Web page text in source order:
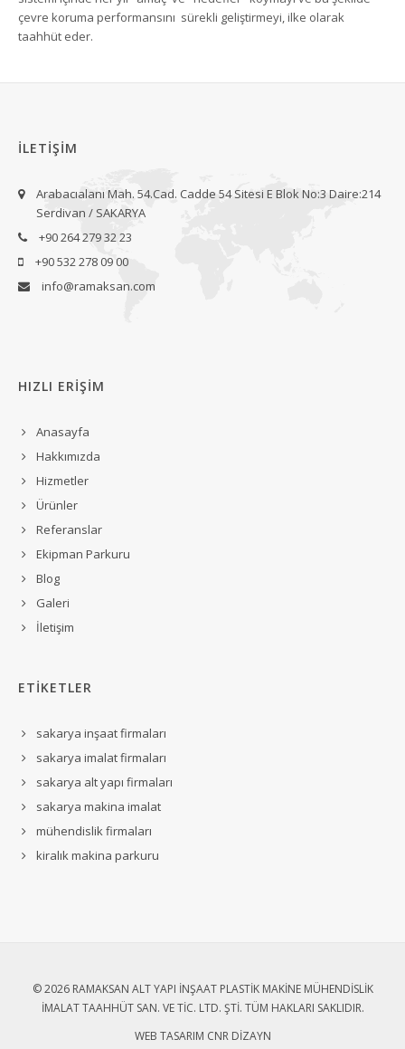
çevre koruma performansını sürekli geliştirmeyi, ilke olarak
taahhüt eder.
İLETİŞİM
Arabacıalanı Mah. 54.Cad. Cadde 54 Sitesi E Blok No:3 Daire:214
Serdivan / SAKARYA
+90 264 279 32 23
+90 532 278 09 00
info@ramaksan.com
HIZLI ERİŞİM
Anasayfa
Hakkımızda
Hizmetler
Ürünler
Referanslar
Ekipman Parkuru
Blog
Galeri
İletişim
ETİKETLER
sakarya inşaat firmaları
sakarya imalat firmaları
sakarya alt yapı firmaları
sakarya makina imalat
mühendislik firmaları
kiralık makina parkuru
© 2026 RAMAKSAN ALT YAPI İNŞAAT PLASTIK MAKINE MÜHENDISLIK
İMALAT TAAHHÜT SAN. VE TIC. LTD. ŞTI. TÜM HAKLARI SAKLIDIR.
WEB TASARIM CNR DIZAYN